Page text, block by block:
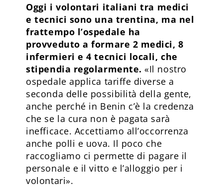
Oggi i volontari italiani tra medici
e tecnici sono una trentina, ma nel
frattempo l’ospedale ha
provveduto a formare 2 medici, 8
infermieri e 4 tecnici locali, che
stipendia regolarmente.«Il nostro
ospedale applica tariffe diverse a
seconda delle possibilità della gente,
anche perché in Benin c’è la credenza
che se la cura non è pagata sarà
inefficace. Accettiamo all’occorrenza
anche polli e uova. Il poco che
raccogliamo ci permette di pagare il
personale e il vitto e l’alloggio per i
volontari».